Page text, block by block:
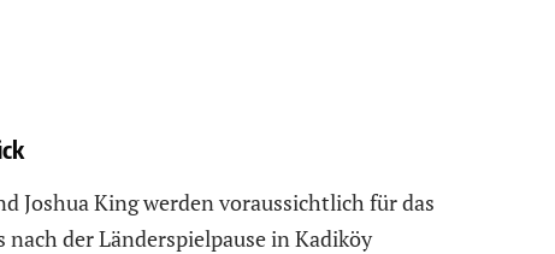
Joshua King werden voraussichtlich für das
nach der Länderspielpause in Kadiköy